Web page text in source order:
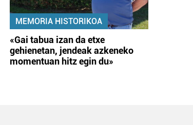
MEMORIA HISTORIKOA
«Gai tabua izan da etxe
gehienetan, jendeak azkeneko
momentuan hitz egin du»